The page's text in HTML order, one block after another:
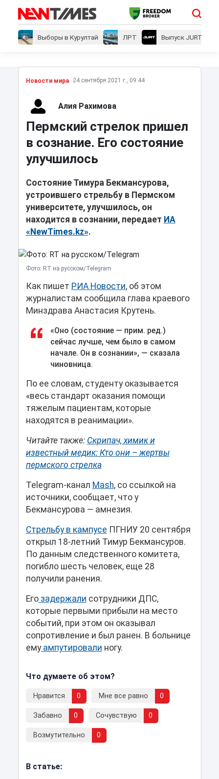
Выборы в Курултай ЛРТ Выпуск JURT
Новости мира 24 сентября 2021 г., 09:44
Алия Рахимова
Пермский стрелок пришел
в сознание. Его состояние
улучшилось
Состояние Тимура Бекмансурова,
устроившего стрельбу в Пермском
университете, улучшилось, он
находится в сознании, передает ИА
«NewTimes.kz».
Фото: RT на русском/Telegram
Как пишет РИА Новости, об этом
журналистам сообщила глава краевого
Минздрава Анастасия Крутень.
«Оно (состояние — прим. ред.)
сейчас лучше, чем было в самом
начале. Он в сознании», — сказала
чиновница.
По ее словам, студенту оказывается
«весь стандарт оказания помощи
тяжелым пациентам, которые
находятся в реанимации».
Читайте также: Скрипач, химик и
известный медик: Кто они – жертвы
пермского стрелка
Telegram-канал Mash, со ссылкой на
источники, сообщает, что у
Бекмансурова — амнезия.
Стрельбу в кампусе ПГНИУ 20 сентября
открыл 18-летний Тимур Бекмансуров.
По данным следственного комитета,
погибло шесть человек, еще 28
получили ранения.
Егозадержали сотрудники ДПС,
которые первыми прибыли на место
событий, при этом он оказывал
сопротивление и был ранен. В больнице
емуампутировали ногу.
Что думаете об этом?
Нравится 0 Мне все равно 0
Забавно 0 Сочувствую 0
Возмутительно 0
В статье: